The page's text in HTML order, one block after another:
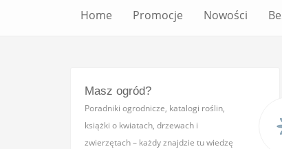
Home Promocje Nowości
Masz ogród?
Poradniki ogrodnicze, katalogi roślin,
książki o kwiatach, drzewach i
zwierzętach – każdy znajdzie tu wiedzę